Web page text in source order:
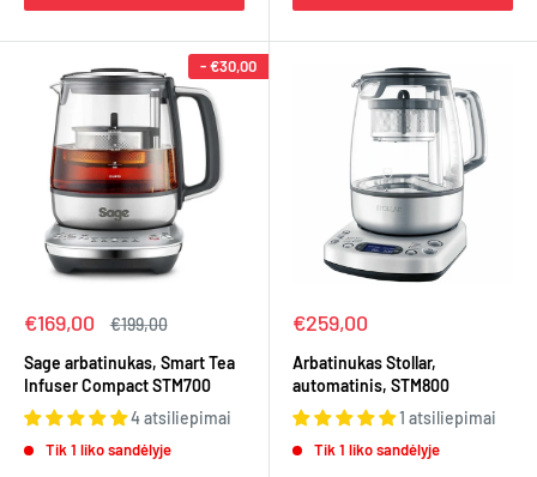
-€30,00
Kaina
€169,00
Įprasta
€199,00
Sage arbatinukas, Smart Tea
Infuser Compact STM700
4 atsiliepimai
Tik 1 liko sandėlyje
Kaina
€259,00
Arbatinukas Stollar,
automatinis, STM800
1 atsiliepimai
Tik 1 liko sandėlyje